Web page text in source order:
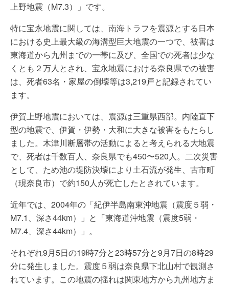
上野地震（M7.3）」です。
特に宝永地震に関しては、南海トラフを震源とする日本
における史上最大級の海溝型巨大地震の一つで、被害は
東海道から九州までの一帯に及び、全国での死者は少な
くとも２万人とされ、宝永地震における奈良県での被害
は、死者63名・家屋の倒壊等は3,219戸と記録されてい
ます。
伊賀上野地震においては、震源は三重県西部。内陸直下
型の地震で、伊賀・伊勢・大和に大きな被害をもたらし
ました。木津川断層帯の活動によると考えられる大地震
で、死者は千数百人、奈良県でも450〜520人。二次災害
として、ため池の堤防決壊により土石流が発生、古市町
（現奈良市）で約150人が死亡したとされています。
近年では、2004年の「紀伊半島南東沖地震（震度５弱・
M7.1、深さ44km）」と「東海道沖地震（震度5弱・
M7.4、深さ44km）」。
それぞれ9月5日の19時7分と23時57分と9月7日の8時29
分に発生しました。震度５弱は奈良県下北山村で観測さ
れています。この地震の揺れは関東地方から九州地方ま